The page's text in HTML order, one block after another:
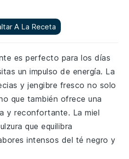
A La Receta
es perfecto para los días
un impulso de energía. La
y jengibre fresco no solo
que también ofrece una
y reconfortante. La miel
que equilibra
intensos del té negro y